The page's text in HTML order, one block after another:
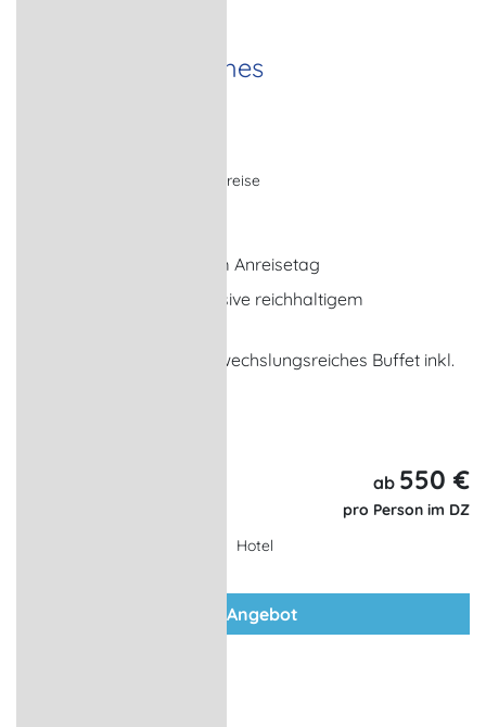
Top Kulinarisches
Wellnessangebot, Urlaubsreise
Begrüßungsgetränk am Anreisetag
5 x Übernachtung inklusive reichhaltigem
5 x Abendessen als abwechslungsreiches Buffet inkl.
ab 550 €
pro Person im DZ
Hotel
zum Angebot